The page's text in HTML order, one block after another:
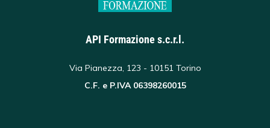
API Formazione s.c.r.l.
Via Pianezza, 123 - 10151 Torino
C.F. e P.IVA 06398260015